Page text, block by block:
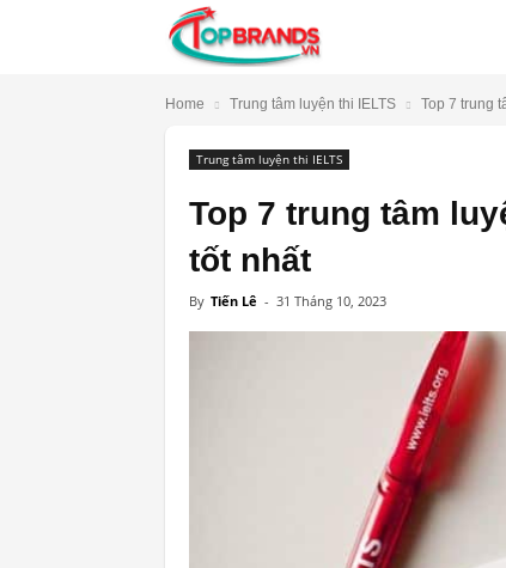
Home Trung tâm luyện thi IELTS Top 7 trung
Trung tâm luyện thi IELTS
Top 7 trung tâm
tốt nhất
By Tiến Lê - 31 Tháng 10, 2023